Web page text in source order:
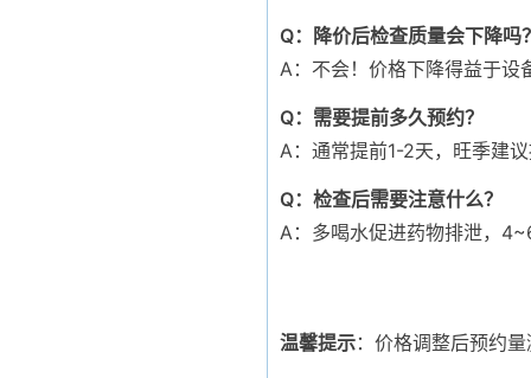
Q：降价后检查质量会下降吗
A：不会！价格下降得益于设
Q：需要提前多久预约？
A：通常提前1-2天，旺季建
Q：检查后需要注意什么？
A：多喝水促进药物排泄，
温馨提示：价格调整后预约